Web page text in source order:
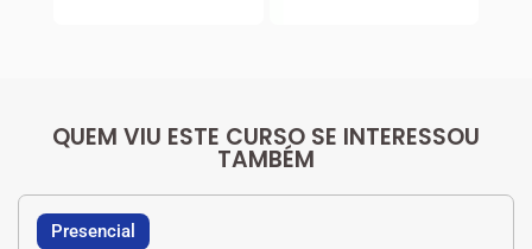
QUEM VIU ESTE CURSO SE INTERESSOU
TAMBÉM
Presencial